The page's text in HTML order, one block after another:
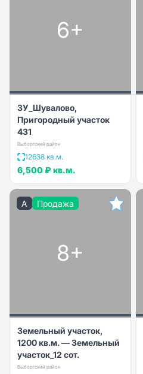
6+
ЗУ_Шувалово,
Пригородный участок
431
Выборгский район
12638 кв.м.
6,500 ₽ кв.м.
A Продажа
8+
Земельный участок,
1200 кв.м. — Земельный
участок_12 сот.
Выборгский район